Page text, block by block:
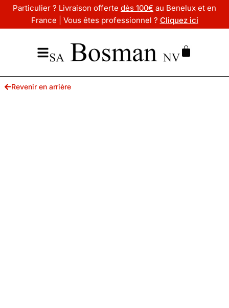
Particulier ? Livraison offerte dès 100€ au Benelux et en
France | Vous êtes professionnel ? Cliquez ici
Revenir en arrière